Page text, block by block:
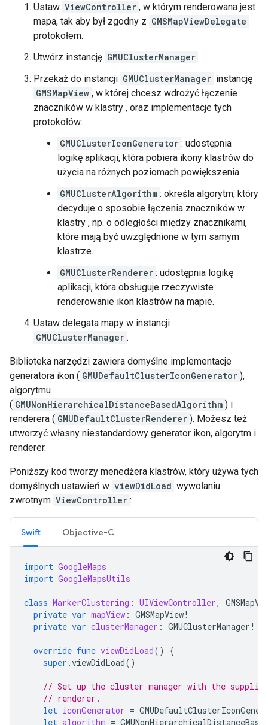
Ustaw ViewController , w którym renderowana jest
mapa, tak aby był zgodny z GMSMapViewDelegate
protokołem.
Utwórz instancję GMUClusterManager .
Przekaż do instancji GMUClusterManager instancję
GMSMapView , w której chcesz wdrożyć łączenie
znaczników w klastry , oraz implementacje tych
protokołów:
GMUClusterIconGenerator : udostępnia
logikę aplikacji, która pobiera ikony klastrów do
użycia na różnych poziomach powiększenia.
GMUClusterAlgorithm : określa algorytm, który
decyduje o sposobie łączenia znaczników w
klastry , np. o odległości między znacznikami,
które mają być uwzględnione w tym samym
klastrze.
GMUClusterRenderer : udostępnia logikę
aplikacji, która obsługuje rzeczywiste
renderowanie ikon klastrów na mapie.
Ustaw delegata mapy w instancji
GMUClusterManager .
Biblioteka narzędzi zawiera domyślne implementacje
generatora ikon ( GMUDefaultClusterIconGenerator ),
algorytmu
( GMUNonHierarchicalDistanceBasedAlgorithm ) i
renderera ( GMUDefaultClusterRenderer ). Możesz też
utworzyć własny niestandardowy generator ikon, algorytm i
renderer.
Poniższy kod tworzy menedżera klastrów, który używa tych
domyślnych ustawień w viewDidLoad wywołaniu
zwrotnym ViewController :
Swift Objective-C
import GoogleMaps
import GoogleMapsUtils
class MarkerClustering : UIViewController,
private var mapView : GMSMapView!
private var clusterManager : GMUClusterManager !
override func viewDidLoad()
{
super .viewDidLoad()
// Set up the cluster manager with the
// renderer.
let iconGenerator =
let algorithm =